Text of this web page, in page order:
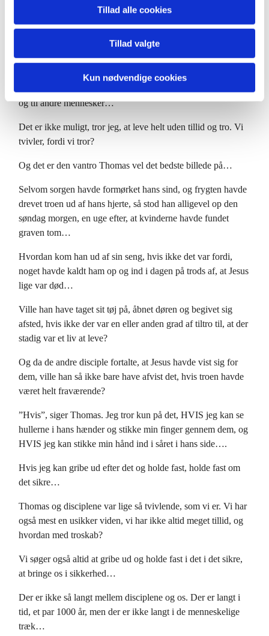
Tillad alle cookies
Tillad valgte
Kun nødvendige cookies
Når to mennesker elsker hinanden, så er de nødt til at have
For at kunne leve må vi altså have tillid til livet. For at kunne
og til andre mennesker…
Det er ikke muligt, tror jeg, at leve helt uden tillid og tro. Vi
tvivler, fordi vi tror?
Og det er den vantro Thomas vel det bedste billede på…
Selvom sorgen havde formørket hans sind, og frygten havde
drevet troen ud af hans hjerte, så stod han alligevel op den
søndag morgen, en uge efter, at kvinderne havde fundet
graven tom…
Hvordan kom han ud af sin seng, hvis ikke det var fordi,
noget havde kaldt ham op og ind i dagen på trods af, at Jesus
lige var død…
Ville han have taget sit tøj på, åbnet døren og begivet sig
afsted, hvis ikke der var en eller anden grad af tiltro til, at der
stadig var et liv at leve?
Og da de andre disciple fortalte, at Jesus havde vist sig for
dem, ville han så ikke bare have afvist det, hvis troen havde
været helt fraværende?
”Hvis”, siger Thomas. Jeg tror kun på det, HVIS jeg kan se
hullerne i hans hænder og stikke min finger gennem dem, og
HVIS jeg kan stikke min hånd ind i såret i hans side….
Hvis jeg kan gribe ud efter det og holde fast, holde fast om
det sikre…
Thomas og disciplene var lige så tvivlende, som vi er. Vi har
også mest en usikker viden, vi har ikke altid meget tillid, og
hvordan med troskab?
Vi søger også altid at gribe ud og holde fast i det i det sikre,
at bringe os i sikkerhed…
Der er ikke så langt mellem disciplene og os. Der er langt i
tid, et par 1000 år, men der er ikke langt i de menneskelige
træk…